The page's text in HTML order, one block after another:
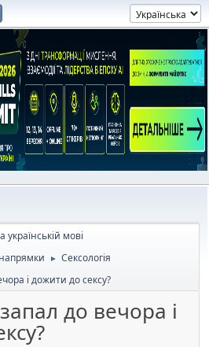
мові
► Сексологія
і дожити до сексу?
до вечора і